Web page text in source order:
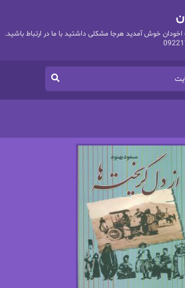
خوش آمدید هرجا مشکلی داشتید با ما در ارتباط باشید.